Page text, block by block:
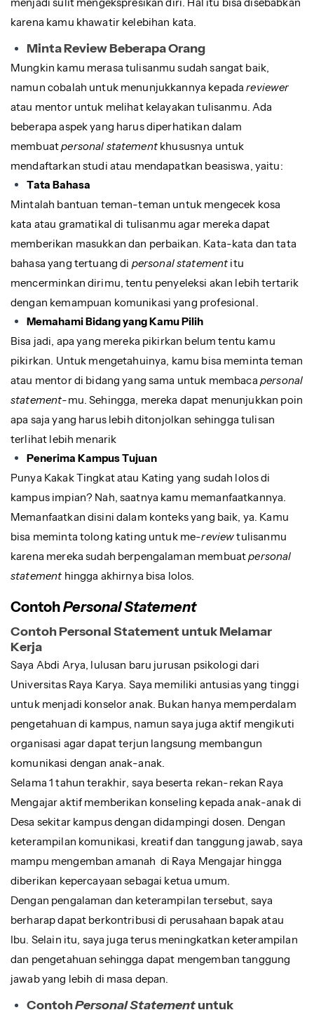
karena kamu khawatir kelebihan kata.
Minta Review Beberapa Orang
Mungkin kamu merasa tulisanmu sudah sangat baik,
namun cobalah untuk menunjukkannya kepadareviewer
atau mentor untuk melihat kelayakan tulisanmu. Ada
beberapa aspek yang harus diperhatikan dalam
membuatpersonal statement khususnya untuk
mendaftarkan studi atau mendapatkan beasiswa, yaitu:
Tata Bahasa
Mintalah bantuan teman-teman untuk mengecek kosa
kata atau gramatikal di tulisanmu agar mereka dapat
memberikan masukkan dan perbaikan. Kata-kata dan tata
bahasa yang tertuang di personal statement itu
mencerminkan dirimu, tentu penyeleksi akan lebih tertarik
dengan kemampuan komunikasi yang profesional.
Memahami Bidang yang Kamu Pilih
Bisa jadi, apa yang mereka pikirkan belum tentu kamu
pikirkan. Untuk mengetahuinya, kamu bisa meminta teman
atau mentor di bidang yang sama untuk membaca personal
statement-mu. Sehingga, mereka dapat menunjukkan poin
apa saja yang harus lebih ditonjolkan sehingga tulisan
terlihat lebih menarik
Penerima Kampus Tujuan
Punya Kakak Tingkat atau Kating yang sudah lolos di
kampus impian? Nah, saatnya kamu memanfaatkannya.
Memanfaatkan disini dalam konteks yang baik, ya. Kamu
bisa meminta tolong kating untuk me-reviewtulisanmu
karena mereka sudah berpengalaman membuatpersonal
statement hingga akhirnya bisa lolos.
ContohPersonal Statement
Contoh Personal Statement untuk Melamar
Kerja
Saya Abdi Arya, lulusan baru jurusan psikologi dari
Universitas Raya Karya. Saya memiliki antusias yang tinggi
untuk menjadi konselor anak. Bukan hanya memperdalam
pengetahuan di kampus, namun saya juga aktif mengikuti
organisasi agar dapat terjun langsung membangun
komunikasi dengan anak-anak.
Selama 1 tahun terakhir, saya beserta rekan-rekan Raya
Mengajar aktif memberikan konseling kepada anak-anak di
Desa sekitar kampus dengan didampingi dosen. Dengan
keterampilan komunikasi, kreatif dan tanggung jawab, saya
mampu mengemban amanah di Raya Mengajar hingga
diberikan kepercayaan sebagai ketua umum.
Dengan pengalaman dan keterampilan tersebut, saya
berharap dapat berkontribusi di perusahaan bapak atau
Ibu. Selain itu, saya juga terus meningkatkan keterampilan
dan pengetahuan sehingga dapat mengemban tanggung
jawab yang lebih di masa depan.
ContohPersonal Statementuntuk